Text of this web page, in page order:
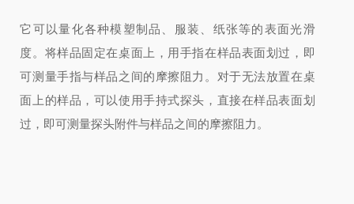
它可以量化各种模塑制品、服装、纸张等的表面光滑
度。 将样品固定在桌面上，用手指在样品表面划过，即
可测量手指与样品之间的摩擦阻力。 对于无法放置在桌
面上的样品，可以使用手持式探头，直接在样品表面划
过，即可测量探头附件与样品之间的摩擦阻力。